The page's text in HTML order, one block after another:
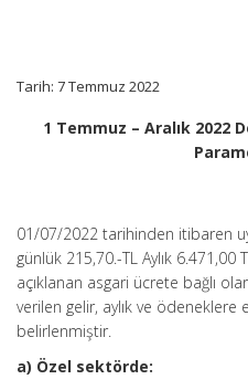
Tarih: 7 Temmuz 2022
1 Temmuz – Aralık 2022
01/07/2022 tarihinden itibaren
günlük 215,70.-TL Aylık 6.471,00
açıklanan asgari ücrete bağlı
verilen gelir, aylık ve
belirlenmiştir.
a) Özel sektörde: